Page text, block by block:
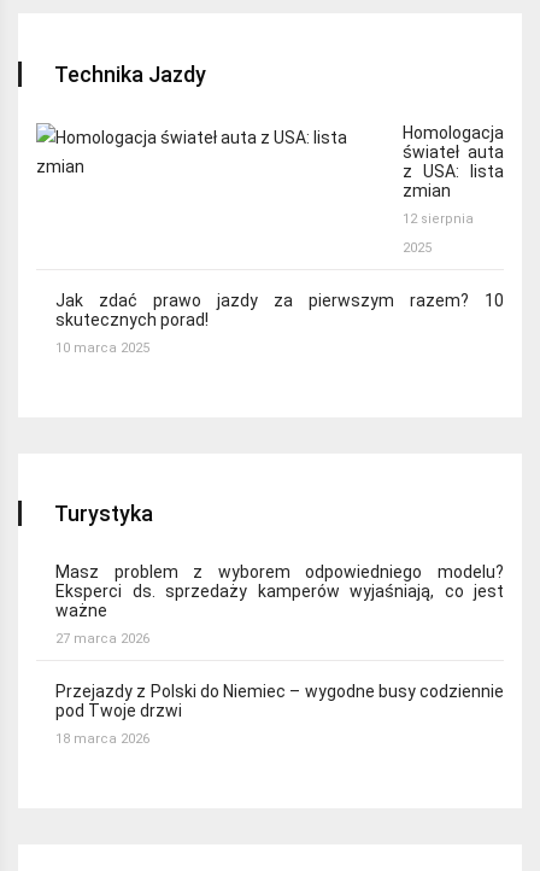
Technika Jazdy
Homologacja
świateł auta
z USA: lista
zmian
12 sierpnia
2025
Jak zdać prawo jazdy za pierwszym razem? 10
skutecznych porad!
10 marca 2025
Turystyka
Masz problem z wyborem odpowiedniego modelu?
Eksperci ds. sprzedaży kamperów wyjaśniają, co jest
ważne
27 marca 2026
Przejazdy z Polski do Niemiec – wygodne busy codziennie
pod Twoje drzwi
18 marca 2026